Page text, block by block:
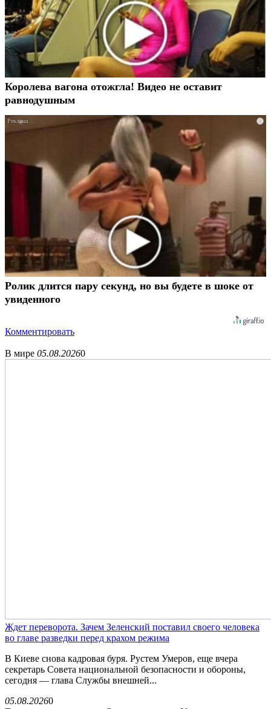
Королева вагона отожгла! Видео не оставит
равнодушным
i
Ролик длится пару секунд, но вы будете в шоке от
увиденного
Комментировать
В мире 05.08.20260
Ждет переворота. Зачем Зеленский поставил своего человека
во главе разведки перед крахом режима
В Киеве снова кадровая буря. Рустем Умеров, еще вчера
секретарь Совета национальной безопасности и обороны,
сегодня — глава Службы внешней...
05.08.20260